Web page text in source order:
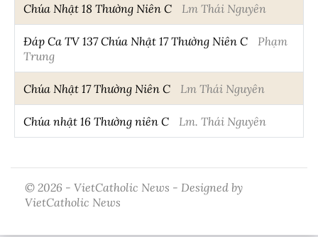
Chúa Nhật 18 Thường Niên C Lm Thái Nguyên
Đáp Ca TV 137 Chúa Nhật 17 Thường Niên C
Phạm
Trung
Chúa Nhật 17 Thường Niên C Lm Thái Nguyên
Chúa nhật 16 Thường niên C Lm. Thái Nguyên
© 2026 - VietCatholic News - Designed by
VietCatholic News